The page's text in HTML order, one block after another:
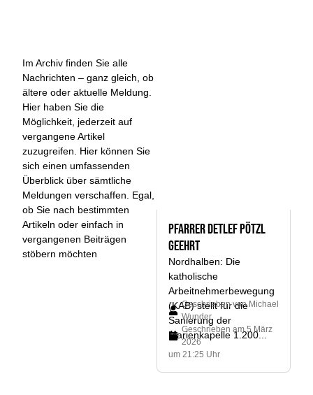
Im Archiv finden Sie alle
Nachrichten – ganz gleich, ob
ältere oder aktuelle Meldung.
Hier haben Sie die
Möglichkeit, jederzeit auf
vergangene Artikel
zuzugreifen. Hier können Sie
sich einen umfassenden
Überblick über sämtliche
Meldungen verschaffen. Egal,
ob Sie nach bestimmten
Artikeln oder einfach in
vergangenen Beiträgen
stöbern möchten
Pfarrer Detlef Pötzl
geehrt
Nordhalben: Die
katholische
Arbeitnehmerbewegung
(KAB) stellt für die
Sanierung der
Marienkapelle 1.200...
Geschrieben vonMichael
Wunder
Geschrieben am 5 März
2026
um 21:25 Uhr